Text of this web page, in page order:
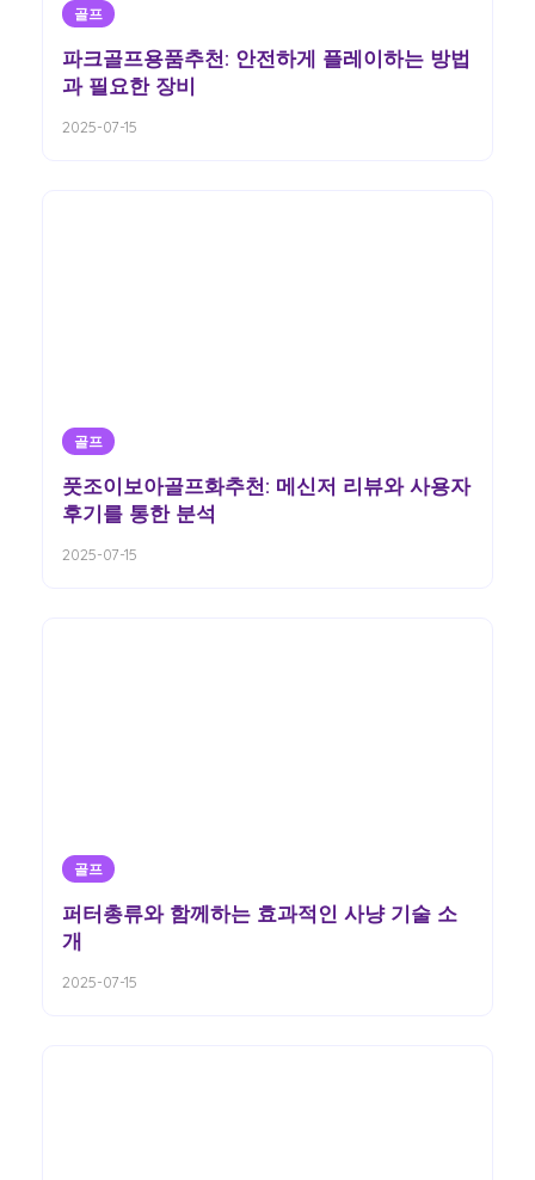
골프
파크골프용품추천: 안전하게 플레이하는 방법
과 필요한 장비
2025-07-15
골프
풋조이보아골프화추천: 메신저 리뷰와 사용자
후기를 통한 분석
2025-07-15
골프
퍼터총류와 함께하는 효과적인 사냥 기술 소
개
2025-07-15